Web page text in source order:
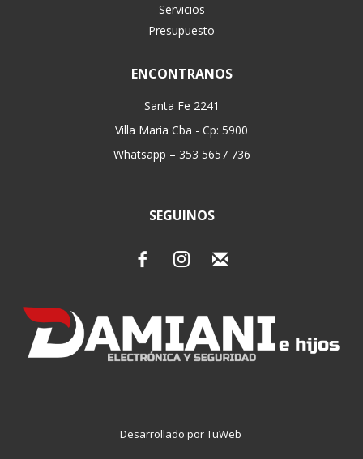
Servicios
Presupuesto
ENCONTRANOS
Santa Fe 2241
Villa Maria Cba - Cp: 5900
Whatsapp – 353 5657 736
SEGUINOS
Desarrollado por TuWeb